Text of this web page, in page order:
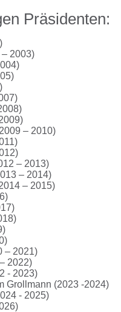
Präsidenten:
2003)
– 2010)
– 2013)
– 2014)
– 2015)
– 2021)
2022)
- 2023)
Grollmann (2023 -2024)
- 2025)